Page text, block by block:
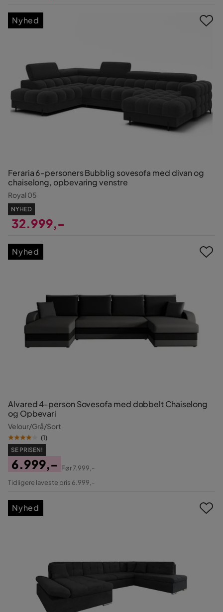
Feraria 6-personers Bubblig sovesofa med divan og
chaiselong, opbevaring venstre
Royal 05
NYHED
32.999,-
Nyhed
Alvared 4-person Sovesofa med dobbelt Chaiselong
og Opbevari
Velour/Grå/Sort
(1)
SE PRISEN!
Pris
6.999,-
Original
Før7.999,-
Tidligere laveste pris 6.999,-
Nyhed
Nyhed